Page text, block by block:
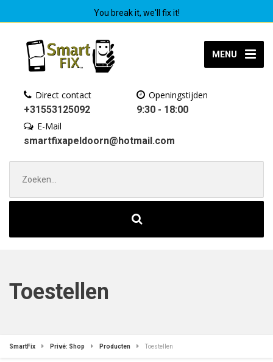
You break it, we'll fix it!
MENU
Direct contact
+31553125092
Openingstijden
9:30 - 18:00
E-Mail
smartfixapeldoorn@hotmail.com
naar:
Toestellen
SmartFix Privé: Shop Producten Toestellen